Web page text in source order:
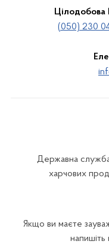
Цілодобова
(050) 230
Державна служба
харчових
Якщо ви маєте
напишіть